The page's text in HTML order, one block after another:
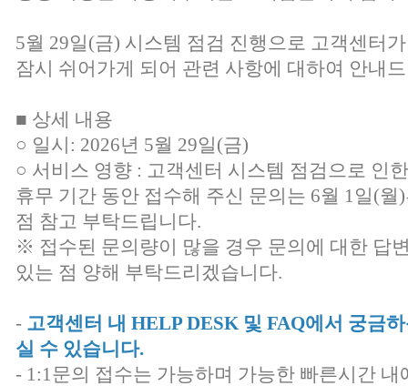
5월 29일(금) 시스템 점검 진행으로 고객센터가
잠시 쉬어가게 되어 관련 사항에 대하여 안내
■ 상세 내용
○ 일시: 2026년 5월 29일(금)
○ 서비스 영향 : 고객센터 시스템 점검으로 인
휴무 기간 동안 접수해 주신 문의는 6월 1일(
점 참고 부탁드립니다.
※ 접수된 문의량이 많을 경우 문의에 대한 답
있는 점 양해 부탁드리겠습니다.
- 고객센터 내 HELP DESK 및 FAQ에서 궁금
실 수 있습니다.
- 1:1문의 접수는 가능하며 가능한 빠른시간